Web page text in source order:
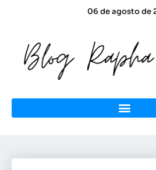
06 de agosto de